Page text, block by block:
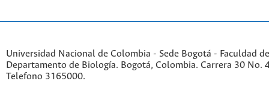
Universidad Nacional de Colombia - Sede Bogotá - Faculdad
Departamento de Biología. Bogotá, Colombia. Carrera 30 No.
Telefono 3165000.